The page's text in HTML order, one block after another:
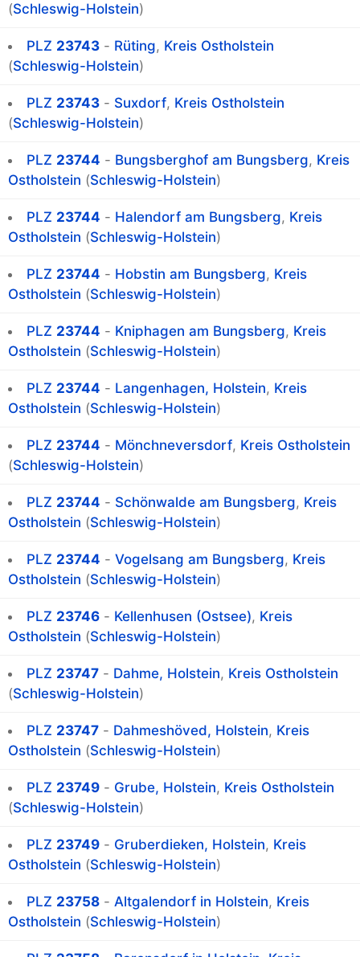
(Schleswig-Holstein)
PLZ 23743 - Rüting, Kreis Ostholstein
(Schleswig-Holstein)
PLZ 23743 - Suxdorf, Kreis Ostholstein
(Schleswig-Holstein)
PLZ 23744 - Bungsberghof am Bungsberg, Kreis
Ostholstein (Schleswig-Holstein)
PLZ 23744 - Halendorf am Bungsberg, Kreis
Ostholstein (Schleswig-Holstein)
PLZ 23744 - Hobstin am Bungsberg, Kreis
Ostholstein (Schleswig-Holstein)
PLZ 23744 - Kniphagen am Bungsberg, Kreis
Ostholstein (Schleswig-Holstein)
PLZ 23744 - Langenhagen, Holstein, Kreis
Ostholstein (Schleswig-Holstein)
PLZ 23744 - Mönchneversdorf, Kreis Ostholstein
(Schleswig-Holstein)
PLZ 23744 - Schönwalde am Bungsberg, Kreis
Ostholstein (Schleswig-Holstein)
PLZ 23744 - Vogelsang am Bungsberg, Kreis
Ostholstein (Schleswig-Holstein)
PLZ 23746 - Kellenhusen (Ostsee), Kreis
Ostholstein (Schleswig-Holstein)
PLZ 23747 - Dahme, Holstein, Kreis Ostholstein
(Schleswig-Holstein)
PLZ 23747 - Dahmeshöved, Holstein, Kreis
Ostholstein (Schleswig-Holstein)
PLZ 23749 - Grube, Holstein, Kreis Ostholstein
(Schleswig-Holstein)
PLZ 23749 - Gruberdieken, Holstein, Kreis
Ostholstein (Schleswig-Holstein)
PLZ 23758 - Altgalendorf in Holstein, Kreis
Ostholstein (Schleswig-Holstein)